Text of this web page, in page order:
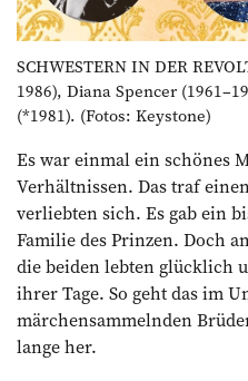
SCHWESTERN IN DER
1986), Diana Spencer
(*1981). (Fotos: Keystone)
Es war einmal ein schönes
Verhältnissen. Das traf
verliebten sich. Es gab ein
Familie des Prinzen. Doch
die beiden lebten glücklich
ihrer Tage. So geht das im
märchensammelnden
lange her.